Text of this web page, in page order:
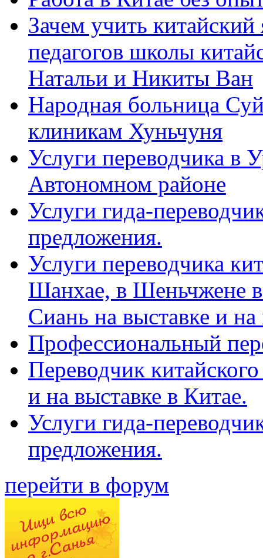
Зачем учить
педагогов школы
Натальи и Никиты Ван
Народная больница
клиникам Хуньчуня
Услуги переводчика в
Автономном районе
Услуги гида-
предложения.
Услуги переводчика
Шанхае, в Шеньчжене
Сиань на выставке и
Профессиональный
Переводчик
и на выставке в Китае.
Услуги гида-
предложения.
перейти в форум